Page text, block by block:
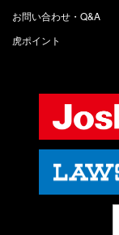
お問い合わせ・Q&A
虎ポイント